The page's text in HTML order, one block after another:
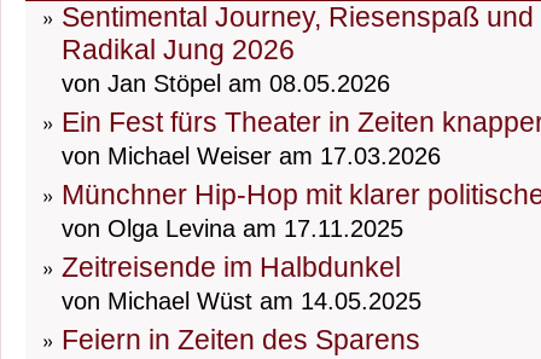
Sentimental Journey, Riesenspaß
Radikal Jung 2026
von Jan Stöpel am 08.05.2026
Ein Fest fürs Theater in Zeiten
von Michael Weiser am 17.03.2026
Münchner Hip-Hop mit klarer
von Olga Levina am 17.11.2025
Zeitreisende im Halbdunkel
von Michael Wüst am 14.05.2025
Feiern in Zeiten des Sparens